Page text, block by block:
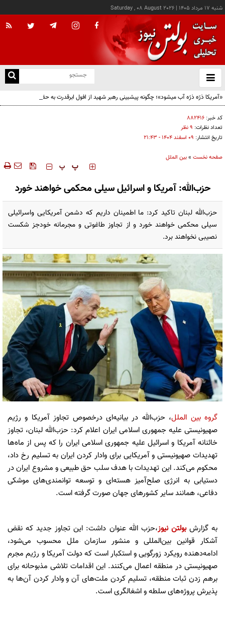
شنبه ۱۷ مرداد ۱۴۰۵ |
Saturday , 08 August 2026
باز
و
«آمریکا ذرّه ذرّه آب میشود»؛ چگونه پیشبینی رهبر شهید از افول ابرقدرت به حقیقت پیوست؟
کد خبر: ۸۸۲۴۱۶
تعداد نظرات: ۹ نظر
تاریخ انتشار: ۰۹ اسفند ۱۴۰۴ - ۲۱:۴۳
صفحه نخست »بین الملل
‍‍‍ پ پ
حزب‌الله: آمریکا و اسرائیل سیلی محکمی خواهند خورد
حزب‌الله لبنان تاکید کرد: ما اطمینان داریم که دشمن آمریکایی واسرائیلی
سیلی محکمی خواهند خورد و از تجاوز طاغوتی و مجرمانه خودجز شکست
نصیبی نخواهند برد.
گروه بین الملل، حزب‌الله در بیانیه‌ای درخصوص تجاوز آمریکا و رژیم
صهیونیستی علیه جمهوری اسلامی ایران اعلام کرد: حزب‌الله لبنان، تجاوز
خائنانه آمریکا و اسرائیل علیه جمهوری اسلامی ایران را که پس از ماه‌ها
تهدیدات صهیونیستی و آمریکایی برای وادار کردن ایران به تسلیم رخ داد،
محکوم می‌کند. این تهدیدات با هدف سلب حق طبیعی و مشروع ایران در
دستیابی به انرژی صلح‌آمیز هسته‌ای و توسعه توانمندی‌های موشکی
دفاعی‌، همانند سایر کشورهای جهان صورت گرفته است.
به گزارشبولتن نیوز،حزب الله عنوان داشت: این تجاوز جدید که نقض
آشکار قوانین بین‌المللی و منشور سازمان ملل محسوب می‌شود،
ادامه‌دهنده رویکرد زورگویی و استکبار است که دولت آمریکا و رژیم مجرم
صهیونیستی در منطقه اعمال می‌کنند. این اقدامات تلاشی مذبوحانه برای
برهم زدن ثبات منطقه، تسلیم کردن ملت‌های آن و وادار کردن آن‌ها به
پذیرش پروژه‌های سلطه و اشغالگری است.